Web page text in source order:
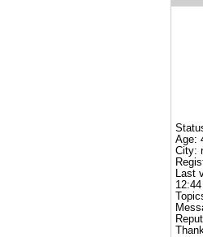
Age:
City:
Last